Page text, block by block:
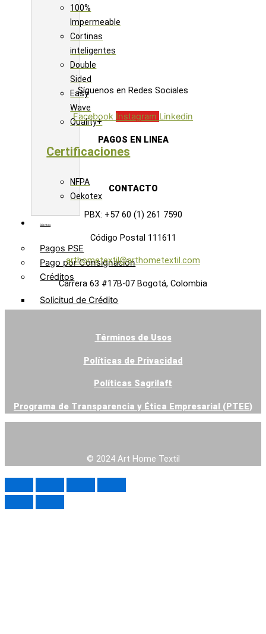
100%
Impermeable
Cortinas
inteligentes
Double
Sided
Easy
Wave
Quality+
Certificaciones
NFPA
Oekotex
Clientes
Pagos PSE
Pago por Consignación
Créditos
Solicitud de Crédito
Blog
Síguenos en Redes Sociales
Facebook Instagram Linkedin
PAGOS EN LINEA
CONTACTO
PBX: +57 60 (1) 261 7590
Código Postal 111611
arthometextil@arthometextil.com
Carrera 63 #17B-07 Bogotá, Colombia
Términos de Usos
Políticas de Privacidad
Políticas Sagrilaft
Programa de Transparencia y Ética Empresarial (PTEE)
© 2024 Art Home Textil